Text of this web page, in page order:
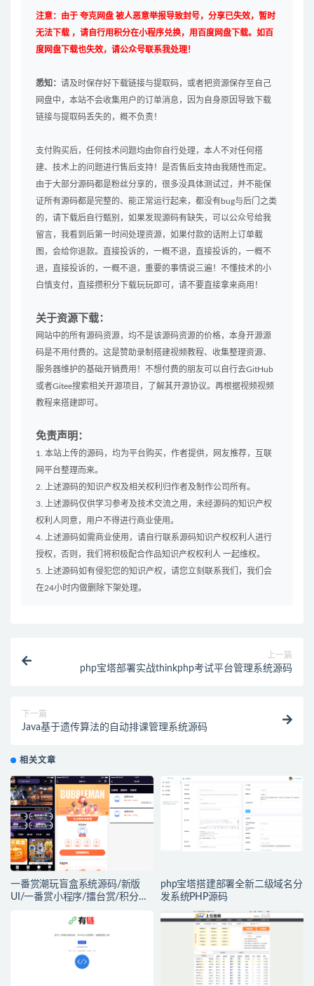
注意：由于 夸克网盘 被人恶意举报导致封号，分享已失效，暂时
无法下载 ，请自行用积分在小程序兑换，用百度网盘下载。如百
度网盘下载也失效，请公众号联系我处理！
悉知： 请及时保存好下载链接与提取码，或者把资源保存至自己
网盘中，本站不会收集用户的订单消息，因为自身原因导致下载
链接与提取码丢失的，概不负责！
支付购买后，任何技术问题均由你自行处理，本人不对任何搭
建、技术上的问题进行售后支持！是否售后支持由我随性而定。
由于大部分源码都是粉丝分享的，很多没具体测试过，并不能保
证所有源码都是完整的、能正常运行起来，都没有bug与后门之类
的，请下载后自行甄别，如果发现源码有缺失，可以公众号给我
留言，我看到后第一时间处理资源，如果付款的话附上订单截
图，会给你退款。直接投诉的，一概不退，直接投诉的，一概不
退，直接投诉的，一概不退，重要的事情说三遍！不懂技术的小
白慎支付，直接攒积分下载玩玩即可，请不要直接拿来商用！
关于资源下载：
网站中的所有源码资源，均不是该源码资源的价格，本身开源源
码是不用付费的。这是赞助录制搭建视频教程、收集整理资源、
服务器维护的基础开销费用！不想付费的朋友可以自行去GitHub
或者Gitee搜索相关开源项目，了解其开源协议。再根据视频视频
教程来搭建即可。
免责声明：
1. 本站上传的源码，均为平台购买，作者提供，网友推荐，互联
网平台整理而来。
2. 上述源码的知识产权及相关权利归作者及制作公司所有。
3. 上述源码仅供学习参考及技术交流之用，未经源码的知识产权
权利人同意，用户不得进行商业使用。
4. 上述源码如需商业使用，请自行联系源码知识产权权利人进行
授权，否则，我们将积极配合作品知识产权权利人 一起维权。
5. 上述源码如有侵犯您的知识产权，请您立刻联系我们，我们会
在24小时内做删除下架处理。
上一篇
php宝塔部署实战thinkphp考试平台管理系统源码
下一篇
Java基于遗传算法的自动排课管理系统源码
相关文章
一番赏潮玩盲盒系统源码/新版
UI/一番赏小程序/擂台赏/积分赏/
php宝塔搭建部署全新二级域名分
发系统PHP源码